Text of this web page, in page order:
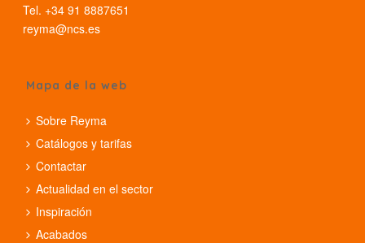
Tel. +34 91 8887651
reyma@ncs.es
Mapa de la web
Sobre Reyma
Catálogos y tarifas
Contactar
Actualidad en el sector
Inspiración
Acabados